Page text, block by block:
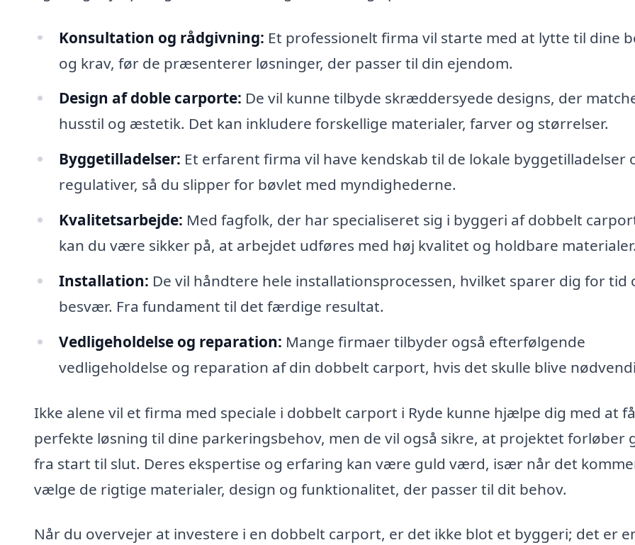
Konsultation og rådgivning: Et professionelt firma vil starte med at lytte til dine
og krav, før de præsenterer løsninger, der passer til din ejendom.
Design af doble carporte: De vil kunne tilbyde skræddersyede designs, der
husstil og æstetik. Det kan inkludere forskellige materialer, farver og størrelser.
Byggetilladelser: Et erfarent firma vil have kendskab til de lokale byggetilladelser
regulativer, så du slipper for bøvlet med myndighederne.
Kvalitetsarbejde: Med fagfolk, der har specialiseret sig i byggeri af dobbelt
kan du være sikker på, at arbejdet udføres med høj kvalitet og holdbare
Installation: De vil håndtere hele installationsprocessen, hvilket sparer dig for tid
besvær. Fra fundament til det færdige resultat.
Vedligeholdelse og reparation: Mange firmaer tilbyder også efterfølgende
vedligeholdelse og reparation af din dobbelt carport, hvis det skulle blive
Ikke alene vil et firma med speciale i dobbelt carport i Ryde kunne hjælpe dig med at
perfekte løsning til dine parkeringsbehov, men de vil også sikre, at projektet forløber
fra start til slut. Deres ekspertise og erfaring kan være guld værd, især når det
vælge de rigtige materialer, design og funktionalitet, der passer til dit behov.
Når du overvejer at investere i en dobbelt carport, er det ikke blot et byggeri; det er